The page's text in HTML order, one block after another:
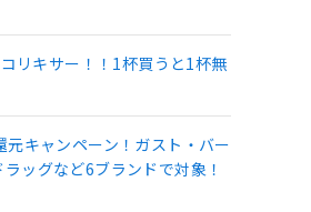
リキサー！！1杯買うと1杯無
元キャンペーン！ガスト・バー
ッグなど6ブランドで対象！